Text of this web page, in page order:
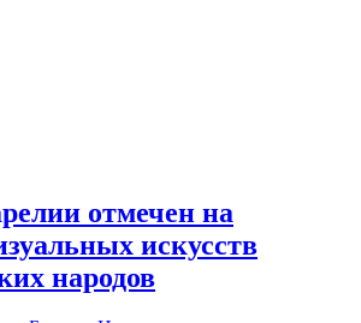
отмечен на
искусств
народов